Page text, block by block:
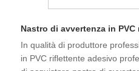
Nastro di avvertenza in
In qualità di produttore
in PVC riflettente adesivo